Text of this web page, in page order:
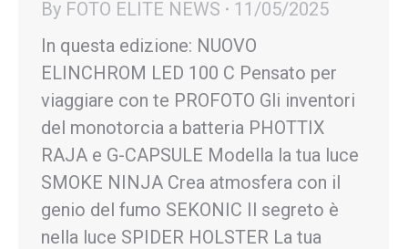
By FOTO ELITE NEWS
11/05/2025
In questa edizione: NUOVO
ELINCHROM LED 100 C Pensato per
viaggiare con te PROFOTO Gli inventori
del monotorcia a batteria PHOTTIX
RAJA e G-CAPSULE Modella la tua luce
SMOKE NINJA Crea atmosfera con il
genio del fumo SEKONIC Il segreto è
nella luce SPIDER HOLSTER La tua